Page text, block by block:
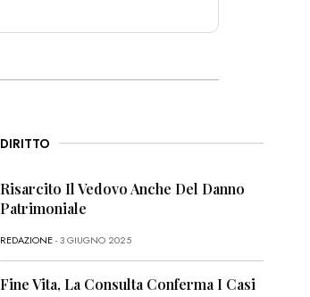
DIRITTO
Risarcito Il Vedovo Anche Del Danno
Patrimoniale
REDAZIONE- 3 GIUGNO 2025
Fine Vita, La Consulta Conferma I Casi